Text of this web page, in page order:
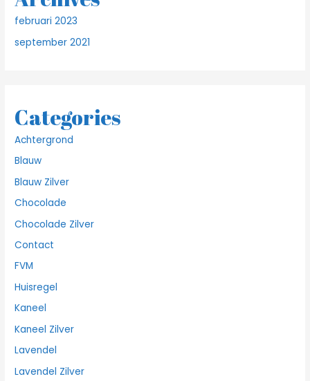
februari 2023
september 2021
Categories
Achtergrond
Blauw
Blauw Zilver
Chocolade
Chocolade Zilver
Contact
FVM
Huisregel
Kaneel
Kaneel Zilver
Lavendel
Lavendel Zilver